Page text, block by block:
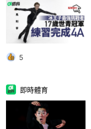
5
即時體育